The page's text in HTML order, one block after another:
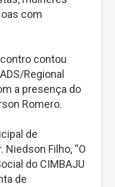
com
contou
Regional
a presença do
Romero.
de
Niedson Filho, “O
do CIMBAJU
de